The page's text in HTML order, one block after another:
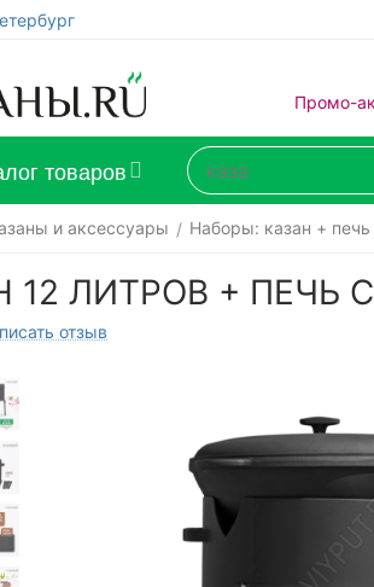
Промо-
товаров
и аксессуары / Наборы: казан + печь
12 ЛИТРОВ + ПЕЧЬ
отзыв